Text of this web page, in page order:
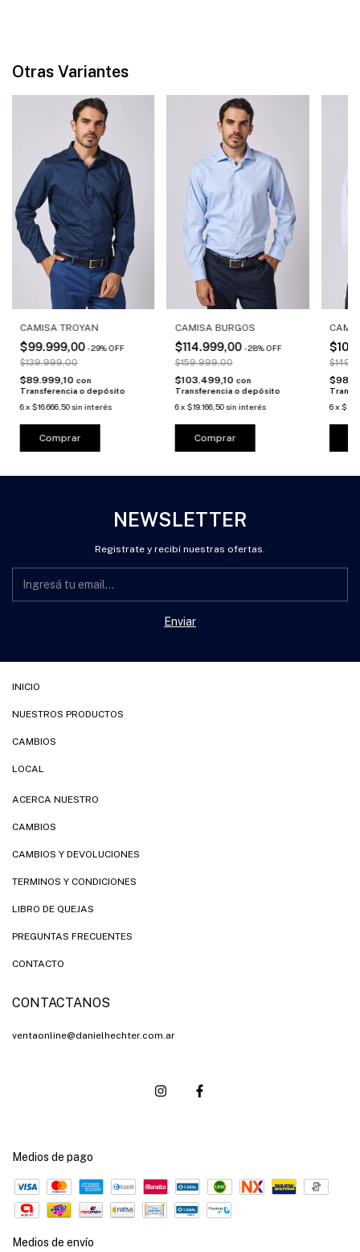
Otras Variantes
CAMISA TROYAN
$99.999,00 -29%OFF
$139.999,00
$89.999,10 con
Transferencia o depósito
6x $16.666,50sin interés
Comprar
CAMISA BURGOS
$114.999,00 -28%OFF
$159.999,00
$103.499,10 con
Transferencia o depósito
6 x $19.166,50 sin interés
Comprar
6x
NEWSLETTER
Registrate y recibí nuestras ofertas.
INICIO
NUESTROS PRODUCTOS
CAMBIOS
LOCAL
ACERCA NUESTRO
CAMBIOS
CAMBIOS Y DEVOLUCIONES
TERMINOS Y CONDICIONES
LIBRO DE QUEJAS
PREGUNTAS FRECUENTES
CONTACTO
CONTACTANOS
ventaonline@danielhechter.com.ar
Medios de pago
Medios de envío